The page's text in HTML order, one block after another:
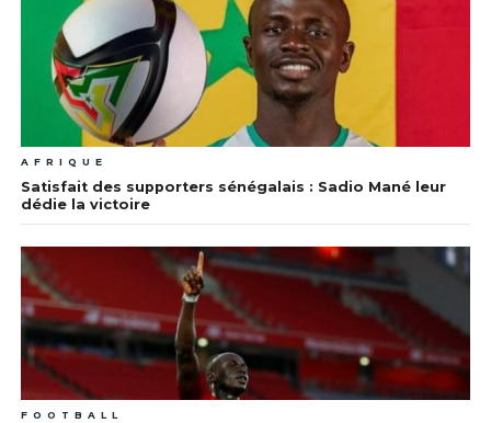
AFRIQUE
Satisfait des supporters sénégalais : Sadio Mané leur
dédie la victoire
FOOTBALL